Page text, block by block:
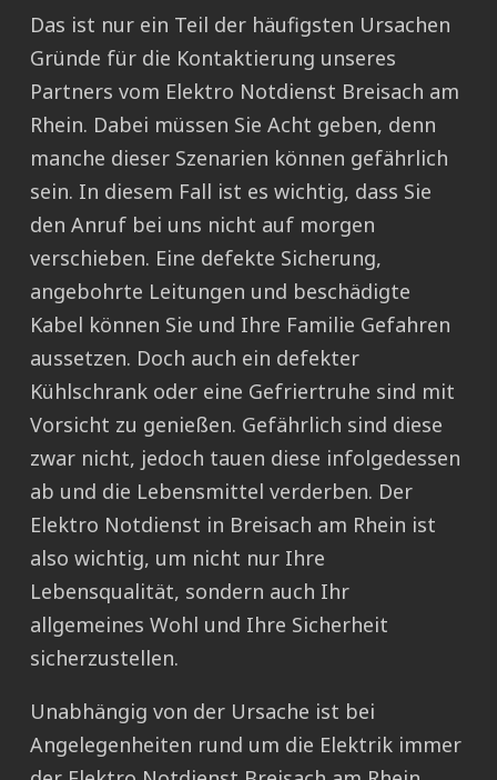
Das ist nur ein Teil der häufigsten Ursachen
Gründe für die Kontaktierung unseres
Partners vom Elektro Notdienst Breisach am
Rhein. Dabei müssen Sie Acht geben, denn
manche dieser Szenarien können gefährlich
sein. In diesem Fall ist es wichtig, dass Sie
den Anruf bei uns nicht auf morgen
verschieben. Eine defekte Sicherung,
angebohrte Leitungen und beschädigte
Kabel können Sie und Ihre Familie Gefahren
aussetzen. Doch auch ein defekter
Kühlschrank oder eine Gefriertruhe sind mit
Vorsicht zu genießen. Gefährlich sind diese
zwar nicht, jedoch tauen diese infolgedessen
ab und die Lebensmittel verderben. Der
Elektro Notdienst in Breisach am Rhein ist
also wichtig, um nicht nur Ihre
Lebensqualität, sondern auch Ihr
allgemeines Wohl und Ihre Sicherheit
sicherzustellen.
Unabhängig von der Ursache ist bei
Angelegenheiten rund um die Elektrik immer